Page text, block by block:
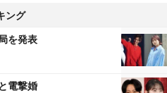
ング
を発表
電撃婚